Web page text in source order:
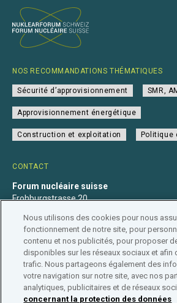
CONTACT
Forum nucléaire suisse
Frohburgstrasse 20
+41 31 560 36 50
info@nuklearforum.ch
NOS RECOMMANDATIONS THÉMATIQUES
Sécurité d’approvisionnement SMR,
Approvisionnement énergétique
Construction et exploitation Politique
Déclaration de confidentialité
Nous utilisons des cookies pour nous
fonctionnement de notre site, pour
contenu et nos publicités, pour proposer
disponibles sur les réseaux sociaux et afin
trafic. Nous partageons également des
votre navigation sur notre site, avec nos
analytiques, publicitaires et de réseaux
concernant la protection des données